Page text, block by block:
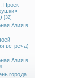
Проект
[32]
Азия в
встреча)
Азия в
города